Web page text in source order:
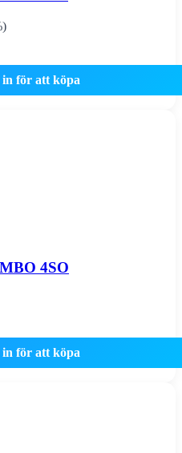
in för att köpa
4SO
in för att köpa